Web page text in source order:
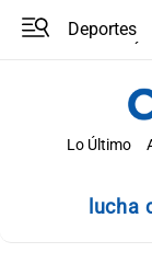
Deportes
Lo Último
lucha